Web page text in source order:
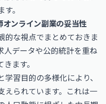
。
ンライン副業の妥当性
的な視点でまとめておきま
人データや公的統計を重ね
ます。
習目的の多様化により、
えられています。これは一